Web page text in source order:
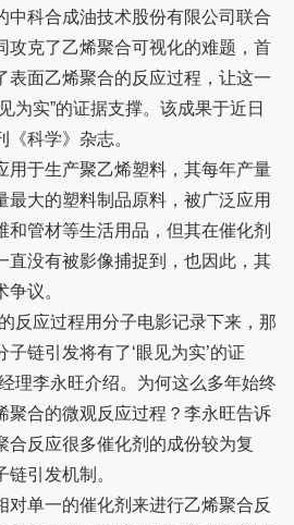
中科合成油技术股份有限公司联合
攻克了乙烯聚合可视化的难题，首
表面乙烯聚合的反应过程，让这一
为实”的证据支撑。该成果于近日
科学》杂志。
用于生产聚乙烯塑料，其每年产量
最大的塑料制品原料，被广泛应用
和管材等生活用品，但其在催化剂
直没有被影像捕捉到，也因此，其
议。
反应过程用分子电影记录下来，那
链引发将有了‘眼见为实’的证
理李永旺介绍。为何这么多年始终
聚合的微观反应过程？李永旺告诉
合反应很多催化剂的成份较为复
引发机制。
对单一的催化剂来进行乙烯聚合反